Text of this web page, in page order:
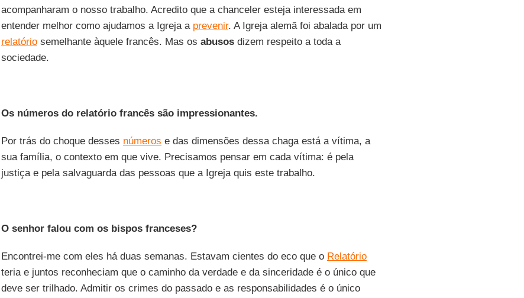
acompanharam o nosso trabalho. Acredito que a chanceler esteja interessada em
entender melhor como ajudamos a Igreja a prevenir. A Igreja alemã foi abalada por um
relatóriosemelhante àquele francês. Mas os abusosdizem respeito a toda a
sociedade.
Os números do relatório francês são impressionantes.
Por trás do choque desses números e das dimensões dessa chaga está a vítima, a
sua família, o contexto em que vive. Precisamos pensar em cada vítima: é pela
justiça e pela salvaguarda das pessoas que a Igreja quis este trabalho.
O senhor falou com os bispos franceses?
Encontrei-me com eles há duas semanas. Estavam cientes do eco que o Relatório
teria e juntos reconheciam que o caminho da verdade e da sinceridade é o único que
deve ser trilhado. Admitir os crimes do passado e as responsabilidades é o único